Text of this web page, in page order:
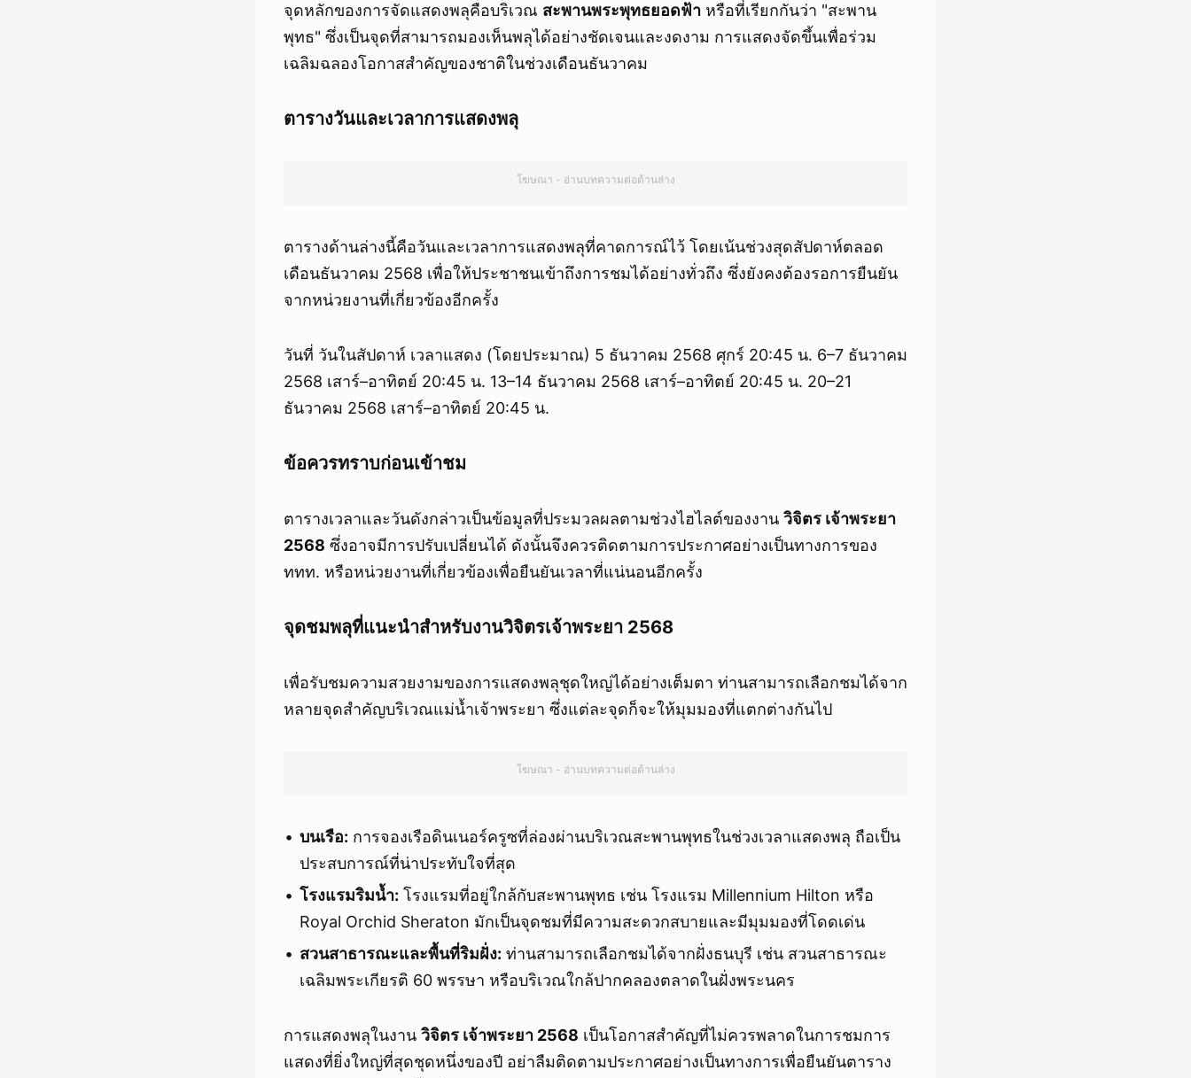
จุดหลักของการจัดแสดงพลุคือบริเวณ สะพานพระพุทธยอดฟ้า หรือที่เรียกกันว่า "สะพาน
พุทธ" ซึ่งเป็นจุดที่สามารถมองเห็นพลุได้อย่างชัดเจนและงดงาม การแสดงจัดขึ้นเพื่อร่วม
เฉลิมฉลองโอกาสสำคัญของชาติในช่วงเดือนธันวาคม
ตารางวันและเวลาการแสดงพลุ
โฆษณา - อ่านบทความต่อด้านล่าง
ตารางด้านล่างนี้คือวันและเวลาการแสดงพลุที่คาดการณ์ไว้ โดยเน้นช่วงสุดสัปดาห์ตลอด
เดือนธันวาคม 2568 เพื่อให้ประชาชนเข้าถึงการชมได้อย่างทั่วถึง ซึ่งยังคงต้องรอการยืนยัน
จากหน่วยงานที่เกี่ยวข้องอีกครั้ง
วันที่ วันในสัปดาห์ เวลาแสดง (โดยประมาณ) 5 ธันวาคม 2568 ศุกร์ 20:45 น. 6–7 ธันวาคม
2568 เสาร์–อาทิตย์ 20:45 น. 13–14 ธันวาคม 2568 เสาร์–อาทิตย์ 20:45 น. 20–21
ธันวาคม 2568 เสาร์–อาทิตย์ 20:45 น.
ข้อควรทราบก่อนเข้าชม
ตารางเวลาและวันดังกล่าวเป็นข้อมูลที่ประมวลผลตามช่วงไฮไลต์ของงาน วิจิตร เจ้าพระยา
2568 ซึ่งอาจมีการปรับเปลี่ยนได้ ดังนั้นจึงควรติดตามการประกาศอย่างเป็นทางการของ
ททท. หรือหน่วยงานที่เกี่ยวข้องเพื่อยืนยันเวลาที่แน่นอนอีกครั้ง
จุดชมพลุที่แนะนำสำหรับงานวิจิตรเจ้าพระยา 2568
เพื่อรับชมความสวยงามของการแสดงพลุชุดใหญ่ได้อย่างเต็มตา ท่านสามารถเลือกชมได้จาก
หลายจุดสำคัญบริเวณแม่น้ำเจ้าพระยา ซึ่งแต่ละจุดก็จะให้มุมมองที่แตกต่างกันไป
โฆษณา - อ่านบทความต่อด้านล่าง
บนเรือ: การจองเรือดินเนอร์ครูซที่ล่องผ่านบริเวณสะพานพุทธในช่วงเวลาแสดงพลุ ถือเป็น
ประสบการณ์ที่น่าประทับใจที่สุด
โรงแรมริมน้ำ: โรงแรมที่อยู่ใกล้กับสะพานพุทธ เช่น โรงแรม Millennium Hilton หรือ
Royal Orchid Sheraton มักเป็นจุดชมที่มีความสะดวกสบายและมีมุมมองที่โดดเด่น
สวนสาธารณะและพื้นที่ริมฝั่ง: ท่านสามารถเลือกชมได้จากฝั่งธนบุรี เช่น สวนสาธารณะ
เฉลิมพระเกียรติ 60 พรรษา หรือบริเวณใกล้ปากคลองตลาดในฝั่งพระนคร
การแสดงพลุในงาน วิจิตร เจ้าพระยา 2568 เป็นโอกาสสำคัญที่ไม่ควรพลาดในการชมการ
แสดงที่ยิ่งใหญ่ที่สุดชุดหนึ่งของปี อย่าลืมติดตามประกาศอย่างเป็นทางการเพื่อยืนยันตาราง
ยกเลิก